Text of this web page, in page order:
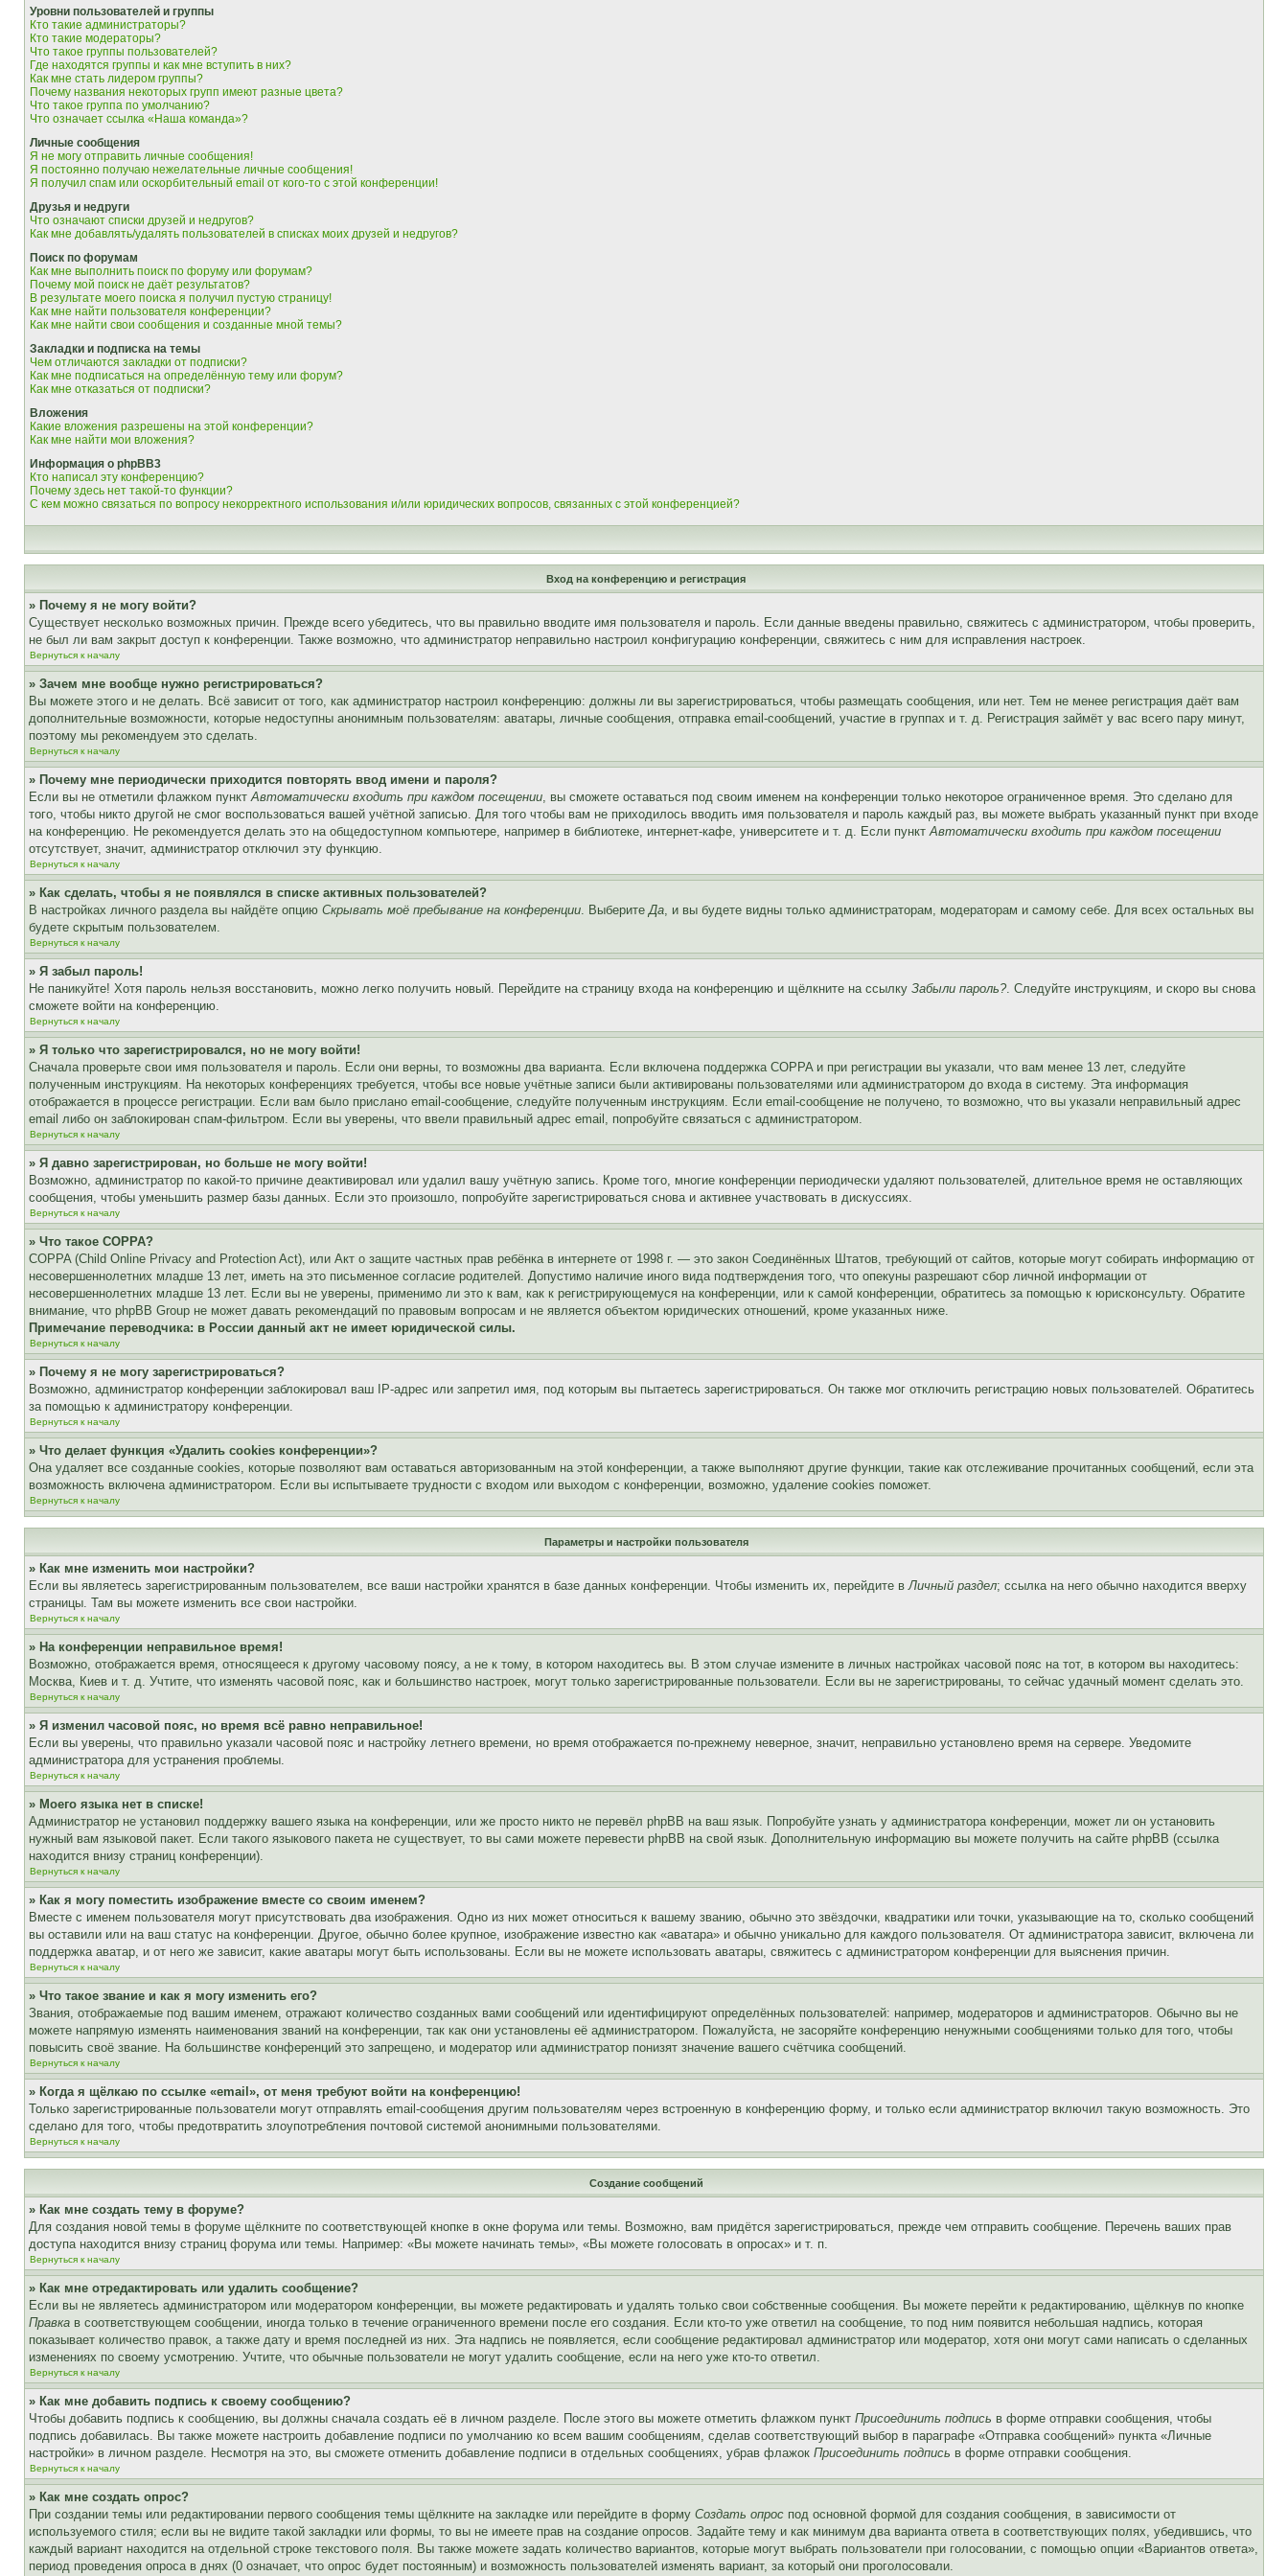
Уровни пользователей и группы
Кто такие администраторы?
Кто такие модераторы?
Что такое группы пользователей?
Где находятся группы и как мне вступить в них?
Как мне стать лидером группы?
Почему названия некоторых групп имеют разные цвета?
Что такое группа по умолчанию?
Что означает ссылка «Наша команда»?
Личные сообщения
Я не могу отправить личные сообщения!
Я постоянно получаю нежелательные личные сообщения!
Я получил спам или оскорбительный email от кого-то с этой конференции!
Друзья и недруги
Что означают списки друзей и недругов?
Как мне добавлять/удалять пользователей в списках моих друзей и недругов?
Поиск по форумам
Как мне выполнить поиск по форуму или форумам?
Почему мой поиск не даёт результатов?
В результате моего поиска я получил пустую страницу!
Как мне найти пользователя конференции?
Как мне найти свои сообщения и созданные мной темы?
Закладки и подписка на темы
Чем отличаются закладки от подписки?
Как мне подписаться на определённую тему или форум?
Как мне отказаться от подписки?
Вложения
Какие вложения разрешены на этой конференции?
Как мне найти мои вложения?
Информация о phpBB3
Кто написал эту конференцию?
Почему здесь нет такой-то функции?
С кем можно связаться по вопросу некорректного использования и/или юридических вопросов, связанных с этой конференцией?
Вход на конференцию и регистрация
» Почему я не могу войти?
Существует несколько возможных причин. Прежде всего убедитесь, что вы правильно вводите имя пользователя и пароль. Если данные введены правильно, свяжитесь с администратором, чтобы проверить,
не был ли вам закрыт доступ к конференции. Также возможно, что администратор неправильно настроил конфигурацию конференции, свяжитесь с ним для исправления настроек.
Вернуться к началу
» Зачем мне вообще нужно регистрироваться?
Вы можете этого и не делать. Всё зависит от того, как администратор настроил конференцию: должны ли вы зарегистрироваться, чтобы размещать сообщения, или нет. Тем не менее регистрация даёт вам
дополнительные возможности, которые недоступны анонимным пользователям: аватары, личные сообщения, отправка email-сообщений, участие в группах и т. д. Регистрация займёт у вас всего пару минут,
поэтому мы рекомендуем это сделать.
Вернуться к началу
» Почему мне периодически приходится повторять ввод имени и пароля?
Если вы не отметили флажком пунктАвтоматически входить при каждом посещении, вы сможете оставаться под своим именем на конференции только некоторое ограниченное время. Это сделано для
того, чтобы никто другой не смог воспользоваться вашей учётной записью. Для того чтобы вам не приходилось вводить имя пользователя и пароль каждый раз, вы можете выбрать указанный пункт при входе
на конференцию. Не рекомендуется делать это на общедоступном компьютере, например в библиотеке, интернет-кафе, университете и т. д. Если пунктАвтоматически входить при каждом посещении
отсутствует, значит, администратор отключил эту функцию.
Вернуться к началу
» Как сделать, чтобы я не появлялся в списке активных пользователей?
В настройках личного раздела вы найдёте опцию Скрывать моё пребывание на конференции. ВыберитеДа, и вы будете видны только администраторам, модераторам и самому себе. Для всех остальных вы
будете скрытым пользователем.
Вернуться к началу
» Я забыл пароль!
Не паникуйте! Хотя пароль нельзя восстановить, можно легко получить новый. Перейдите на страницу входа на конференцию и щёлкните на ссылку Забыли пароль?. Следуйте инструкциям, и скоро вы снова
сможете войти на конференцию.
Вернуться к началу
» Я только что зарегистрировался, но не могу войти!
Сначала проверьте свои имя пользователя и пароль. Если они верны, то возможны два варианта. Если включена поддержка COPPA и при регистрации вы указали, что вам менее 13 лет, следуйте
полученным инструкциям. На некоторых конференциях требуется, чтобы все новые учётные записи были активированы пользователями или администратором до входа в систему. Эта информация
отображается в процессе регистрации. Если вам было прислано email-сообщение, следуйте полученным инструкциям. Если email-сообщение не получено, то возможно, что вы указали неправильный адрес
email либо он заблокирован спам-фильтром. Если вы уверены, что ввели правильный адрес email, попробуйте связаться с администратором.
Вернуться к началу
» Я давно зарегистрирован, но больше не могу войти!
Возможно, администратор по какой-то причине деактивировал или удалил вашу учётную запись. Кроме того, многие конференции периодически удаляют пользователей, длительное время не оставляющих
сообщения, чтобы уменьшить размер базы данных. Если это произошло, попробуйте зарегистрироваться снова и активнее участвовать в дискуссиях.
Вернуться к началу
» Что такое COPPA?
COPPA (Child Online Privacy and Protection Act), или Акт о защите частных прав ребёнка в интернете от 1998 г. — это закон Соединённых Штатов, требующий от сайтов, которые могут собирать информацию от
несовершеннолетних младше 13 лет, иметь на это письменное согласие родителей. Допустимо наличие иного вида подтверждения того, что опекуны разрешают сбор личной информации от
несовершеннолетних младше 13 лет. Если вы не уверены, применимо ли это к вам, как к регистрирующемуся на конференции, или к самой конференции, обратитесь за помощью к юрисконсульту. Обратите
внимание, что phpBB Group не может давать рекомендаций по правовым вопросам и не является объектом юридических отношений, кроме указанных ниже.
Примечание переводчика: в России данный акт не имеет юридической силы.
Вернуться к началу
» Почему я не могу зарегистрироваться?
Возможно, администратор конференции заблокировал ваш IP-адрес или запретил имя, под которым вы пытаетесь зарегистрироваться. Он также мог отключить регистрацию новых пользователей. Обратитесь
за помощью к администратору конференции.
Вернуться к началу
» Что делает функция «Удалить cookies конференции»?
Она удаляет все созданные cookies, которые позволяют вам оставаться авторизованным на этой конференции, а также выполняют другие функции, такие как отслеживание прочитанных сообщений, если эта
возможность включена администратором. Если вы испытываете трудности с входом или выходом с конференции, возможно, удаление cookies поможет.
Вернуться к началу
Параметры и настройки пользователя
» Как мне изменить мои настройки?
Если вы являетесь зарегистрированным пользователем, все ваши настройки хранятся в базе данных конференции. Чтобы изменить их, перейдите вЛичный раздел; ссылка на него обычно находится вверху
страницы. Там вы можете изменить все свои настройки.
Вернуться к началу
» На конференции неправильное время!
Возможно, отображается время, относящееся к другому часовому поясу, а не к тому, в котором находитесь вы. В этом случае измените в личных настройках часовой пояс на тот, в котором вы находитесь:
Москва, Киев и т. д. Учтите, что изменять часовой пояс, как и большинство настроек, могут только зарегистрированные пользователи. Если вы не зарегистрированы, то сейчас удачный момент сделать это.
Вернуться к началу
» Я изменил часовой пояс, но время всё равно неправильное!
Если вы уверены, что правильно указали часовой пояс и настройку летнего времени, но время отображается по-прежнему неверное, значит, неправильно установлено время на сервере. Уведомите
администратора для устранения проблемы.
Вернуться к началу
» Моего языка нет в списке!
Администратор не установил поддержку вашего языка на конференции, или же просто никто не перевёл phpBB на ваш язык. Попробуйте узнать у администратора конференции, может ли он установить
нужный вам языковой пакет. Если такого языкового пакета не существует, то вы сами можете перевести phpBB на свой язык. Дополнительную информацию вы можете получить на сайте phpBB (ссылка
находится внизу страниц конференции).
Вернуться к началу
» Как я могу поместить изображение вместе со своим именем?
Вместе с именем пользователя могут присутствовать два изображения. Одно из них может относиться к вашему званию, обычно это звёздочки, квадратики или точки, указывающие на то, сколько сообщений
вы оставили или на ваш статус на конференции. Другое, обычно более крупное, изображение известно как «аватара» и обычно уникально для каждого пользователя. От администратора зависит, включена ли
поддержка аватар, и от него же зависит, какие аватары могут быть использованы. Если вы не можете использовать аватары, свяжитесь с администратором конференции для выяснения причин.
Вернуться к началу
» Что такое звание и как я могу изменить его?
Звания, отображаемые под вашим именем, отражают количество созданных вами сообщений или идентифицируют определённых пользователей: например, модераторов и администраторов. Обычно вы не
можете напрямую изменять наименования званий на конференции, так как они установлены её администратором. Пожалуйста, не засоряйте конференцию ненужными сообщениями только для того, чтобы
повысить своё звание. На большинстве конференций это запрещено, и модератор или администратор понизят значение вашего счётчика сообщений.
Вернуться к началу
» Когда я щёлкаю по ссылке «email», от меня требуют войти на конференцию!
Только зарегистрированные пользователи могут отправлять email-сообщения другим пользователям через встроенную в конференцию форму, и только если администратор включил такую возможность. Это
сделано для того, чтобы предотвратить злоупотребления почтовой системой анонимными пользователями.
Вернуться к началу
Создание сообщений
» Как мне создать тему в форуме?
Для создания новой темы в форуме щёлкните по соответствующей кнопке в окне форума или темы. Возможно, вам придётся зарегистрироваться, прежде чем отправить сообщение. Перечень ваших прав
доступа находится внизу страниц форума или темы. Например: «Вы можете начинать темы», «Вы можете голосовать в опросах» и т. п.
Вернуться к началу
» Как мне отредактировать или удалить сообщение?
Если вы не являетесь администратором или модератором конференции, вы можете редактировать и удалять только свои собственные сообщения. Вы можете перейти к редактированию, щёлкнув по кнопке
Правка в соответствующем сообщении, иногда только в течение ограниченного времени после его создания. Если кто-то уже ответил на сообщение, то под ним появится небольшая надпись, которая
показывает количество правок, а также дату и время последней из них. Эта надпись не появляется, если сообщение редактировал администратор или модератор, хотя они могут сами написать о сделанных
изменениях по своему усмотрению. Учтите, что обычные пользователи не могут удалить сообщение, если на него уже кто-то ответил.
Вернуться к началу
» Как мне добавить подпись к своему сообщению?
Чтобы добавить подпись к сообщению, вы должны сначала создать её в личном разделе. После этого вы можете отметить флажком пункт Присоединить подпись в форме отправки сообщения, чтобы
подпись добавилась. Вы также можете настроить добавление подписи по умолчанию ко всем вашим сообщениям, сделав соответствующий выбор в параграфе «Отправка сообщений» пункта «Личные
настройки» в личном разделе. Несмотря на это, вы сможете отменить добавление подписи в отдельных сообщениях, убрав флажок Присоединить подпись в форме отправки сообщения.
Вернуться к началу
» Как мне создать опрос?
При создании темы или редактировании первого сообщения темы щёлкните на закладке или перейдите в форму Создать опрос под основной формой для создания сообщения, в зависимости от
используемого стиля; если вы не видите такой закладки или формы, то вы не имеете прав на создание опросов. Задайте тему и как минимум два варианта ответа в соответствующих полях, убедившись, что
каждый вариант находится на отдельной строке текстового поля. Вы также можете задать количество вариантов, которые могут выбрать пользователи при голосовании, с помощью опции «Вариантов ответа»,
период проведения опроса в днях (0 означает, что опрос будет постоянным) и возможность пользователей изменять вариант, за который они проголосовали.